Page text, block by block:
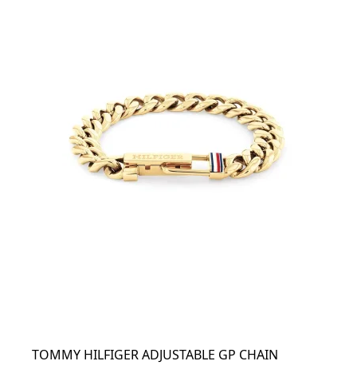
TOMMY HILFIGER ADJUSTABLE GP CHAIN